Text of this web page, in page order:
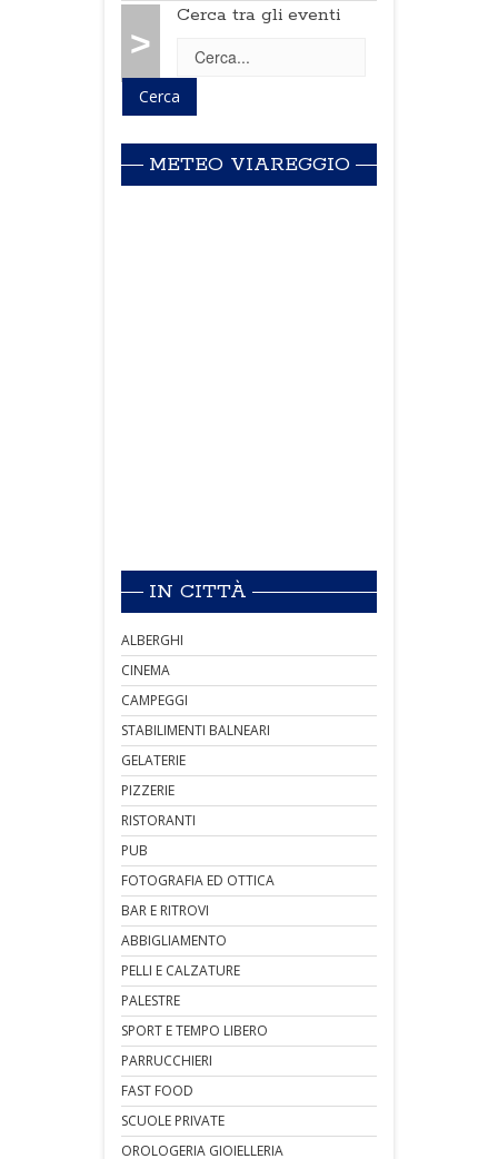
>
Cerca tra gli eventi
METEO VIAREGGIO
IN CITTÀ
ALBERGHI
CINEMA
CAMPEGGI
STABILIMENTI BALNEARI
GELATERIE
PIZZERIE
RISTORANTI
PUB
FOTOGRAFIA ED OTTICA
BAR E RITROVI
ABBIGLIAMENTO
PELLI E CALZATURE
PALESTRE
SPORT E TEMPO LIBERO
PARRUCCHIERI
FAST FOOD
SCUOLE PRIVATE
OROLOGERIA GIOIELLERIA